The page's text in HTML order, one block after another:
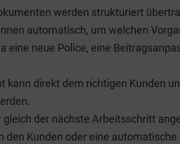
werden strukturiert
automatisch, um welchen
eine neue Police, eine
kann direkt dem richtigen Kunden
gleich der nächste Arbeitsschritt
den Kunden oder eine automatische